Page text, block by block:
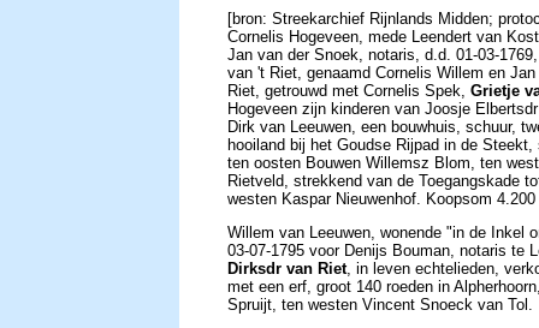
[bron: Streekarchief Rijnlands Midden;
Cornelis Hogeveen, mede Leendert van
Jan van der Snoek, notaris, d.d. 01-03-
van 't Riet, genaamd Cornelis Willem en
Riet, getrouwd met Cornelis Spek, Grietje
Hogeveen zijn kinderen van Joosje
Dirk van Leeuwen, een bouwhuis, schuur,
hooiland bij het Goudse Rijpad in de
ten oosten Bouwen Willemsz Blom, ten
Rietveld, strekkend van de Toegangskade
westen Kaspar Nieuwenhof. Koopsom
Willem van Leeuwen, wonende "in de Inkel
03-07-1795 voor Denijs Bouman, notaris te
Dirksdr van Riet, in leven echtelieden,
met een erf, groot 140 roeden in
Spruijt, ten westen Vincent Snoeck van Tol.